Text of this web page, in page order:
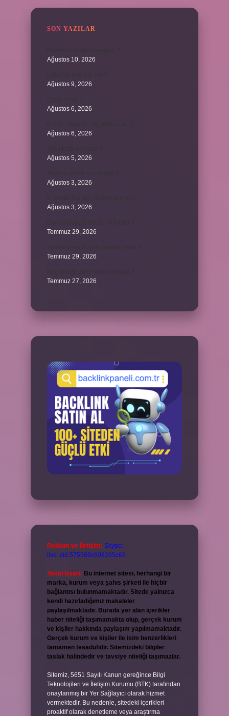
SON YAZILAR
Ağustos 10, 2026
Ağustos 9, 2026
Ağustos 6, 2026
Ağustos 6, 2026
Ağustos 5, 2026
Ağustos 3, 2026
Ağustos 3, 2026
Temmuz 29, 2026
Temmuz 29, 2026
Temmuz 27, 2026
Reklam ve İletişim: Skype:
live:.cid.575569c608265c69
Yasal Uyarı: Bu internet sitesi, herhangi bir
marka, kurum veya şahıs şirketi ile hiçbir
bağlantısı bulunmamaktadır. Sitede yalnızca
kendi hazırladığımız makaleler
paylaşılmaktadır. Burada yer alan içerikler
haber niteliği taşımamakta olup, gerçek kurum
ve kişiler hakkında paylaşım yapılmamaktadır.
Gerçek kurum ve kişiler ile isim benzerlikleri
tamamen tesadüfidir. Sitemizdeki bilgiler
taslak halindedir ve tavsiye niteliği taşımazlar.
Sitemiz, 5651 Sayılı Kanun gereğince Bilgi
Teknolojileri ve İletişim Kurumu (BTK) tarafından
onaylanmış bir Yer Sağlayıcı olarak hizmet
vermektedir. Bu nedenle, sitedeki içerikleri
proaktif olarak denetleme veya araştırma